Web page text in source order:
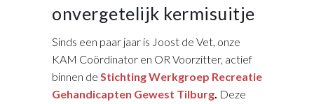
onvergetelijk kermisuitje
Sinds een paar jaar is Joost de Vet, onze
KAM Coördinator en OR Voorzitter, actief
binnen de Stichting Werkgroep Recreatie
Gehandicapten Gewest Tilburg. Deze